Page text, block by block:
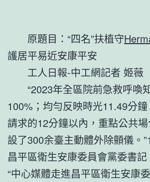
原題目：“四名”扶植守
護居平易近安康平安
工人日報-中工網記者 姬薇
“2023年全區院前急救呼喚
100%；均勻反映時光11.49分
請求的12分鐘以內，重點公共
設了300余臺主動體外除顫儀。
昌平區衛生安康委員會黨委書
“中心媒體走進昌平區衛生安康